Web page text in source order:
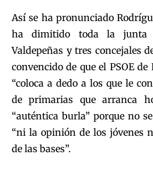
Así se ha pronunciado
ha dimitido toda la junta
Valdepeñas y tres concejales
convencido de que el PSOE
“coloca a dedo a los que le
de primarias que arranca
“auténtica burla” porque no
“ni la opinión de los jóvenes
de las bases”.